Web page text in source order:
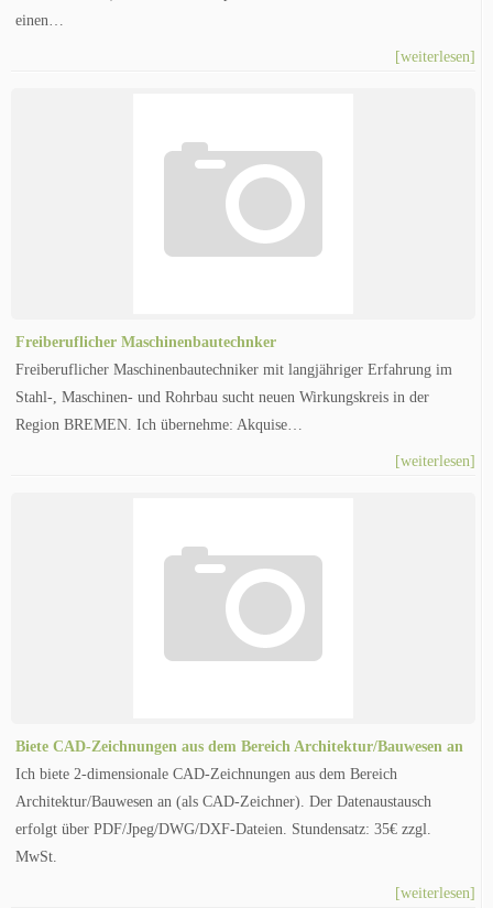
einen…
[weiterlesen]
Freiberuflicher Maschinenbautechnker
Freiberuflicher Maschinenbautechniker mit langjähriger Erfahrung im
Stahl-, Maschinen- und Rohrbau sucht neuen Wirkungskreis in der
Region BREMEN. Ich übernehme: Akquise…
[weiterlesen]
Biete CAD-Zeichnungen aus dem Bereich Architektur/Bauwesen an
Ich biete 2-dimensionale CAD-Zeichnungen aus dem Bereich
Architektur/Bauwesen an (als CAD-Zeichner). Der Datenaustausch
erfolgt über PDF/Jpeg/DWG/DXF-Dateien. Stundensatz: 35€ zzgl.
MwSt.
[weiterlesen]